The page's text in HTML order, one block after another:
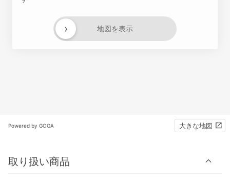
地図を表示
›
Powered by GOGA 大きな地図
取り扱い商品